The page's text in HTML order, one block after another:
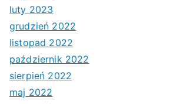
luty 2023
grudzień 2022
listopad 2022
październik 2022
sierpień 2022
maj 2022